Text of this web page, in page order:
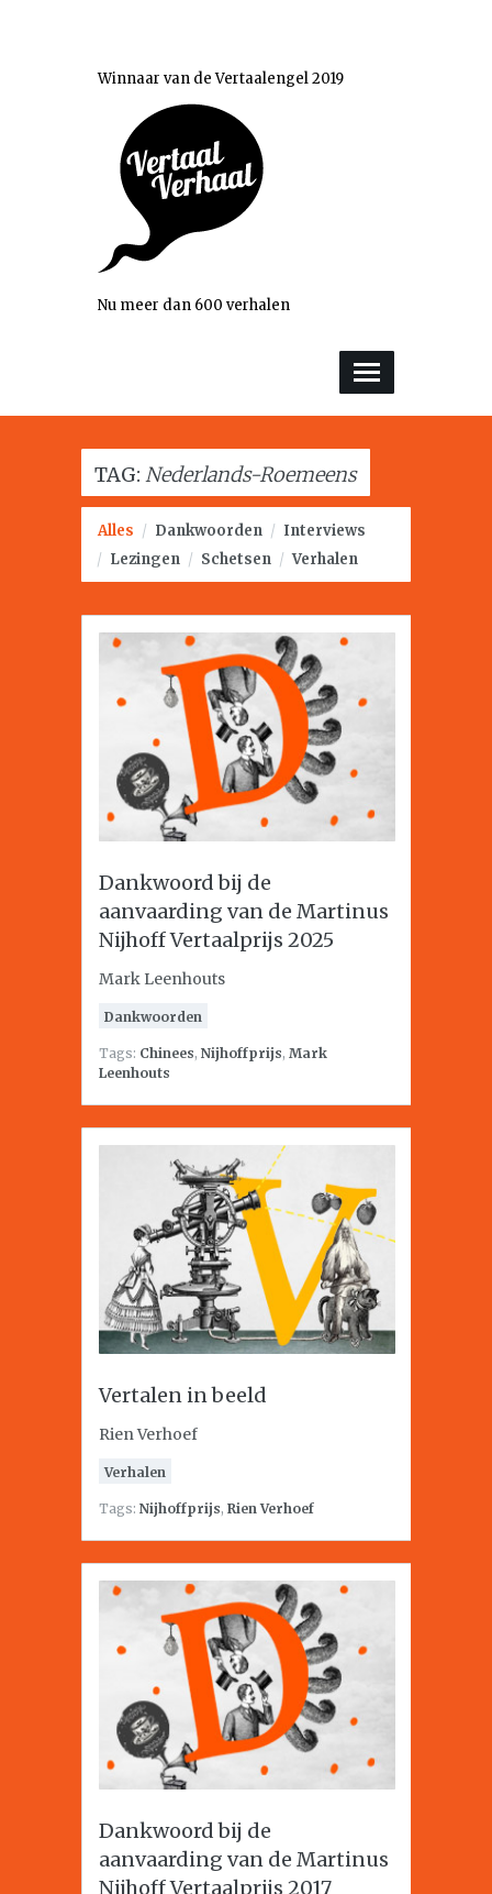
Winnaar van de Vertaalengel 2019
Nu meer dan 600 verhalen
TAG: Nederlands-Roemeens
Alles / Dankwoorden / Interviews
/ Lezingen / Schetsen / Verhalen
Dankwoord bij de
aanvaarding van de Martinus
Nijhoff Vertaalprijs 2025
Mark Leenhouts
Dankwoorden
Tags: Chinees, Nijhoffprijs, Mark
Leenhouts
Vertalen in beeld
Rien Verhoef
Verhalen
Tags: Nijhoffprijs, Rien Verhoef
Dankwoord bij de
aanvaarding van de Martinus
Nijhoff Vertaalprijs 2017